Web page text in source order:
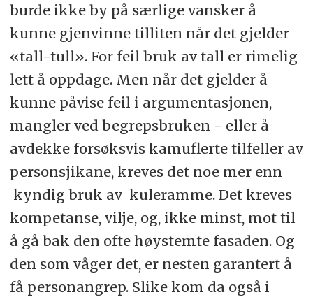
burde ikke by på særlige vansker å
kunne gjenvinne tilliten når det gjelder
«tall-tull». For feil bruk av tall er rimelig
lett å oppdage. Men når det gjelder å
kunne påvise feil i argumentasjonen,
mangler ved begrepsbruken - eller å
avdekke forsøksvis kamuflerte tilfeller av
personsjikane, kreves det noe mer enn
kyndig bruk av kuleramme. Det kreves
kompetanse, vilje, og, ikke minst, mot til
å gå bak den ofte høystemte fasaden. Og
den som våger det, er nesten garantert å
få personangrep. Slike kom da også i